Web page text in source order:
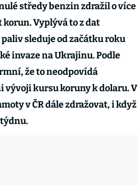
středy benzin zdražil o více
korun. Vyplývá to z dat
sleduje od začátku roku
invaze na Ukrajinu. Podle
že to neodpovídá
vývoji kursu koruny k dolaru. V
v ČR dále zdražovat, i když